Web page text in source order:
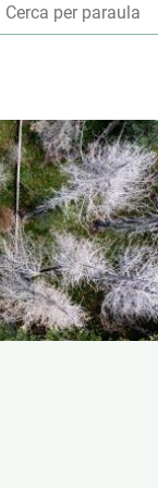
TEMÀTICS
PER
Observació de la
Temes